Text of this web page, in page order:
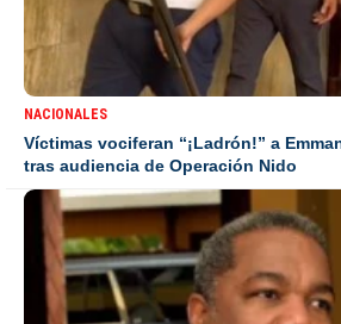
NACIONALES
Víctimas vociferan “¡Ladrón!” a
tras audiencia de Operación Nido